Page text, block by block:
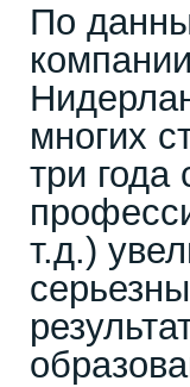
По
многих
три года
т.д.)